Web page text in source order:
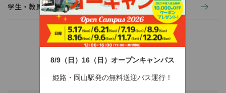
8/9（日）16（日）オープンキャンパス
姫路・岡山駅発の無料送迎バス運行！
学生・教員の活動
〒678-0255 兵庫県赤穂市新田380-3
TEL：0791-46-2525（代）FAX：0791-46-2526